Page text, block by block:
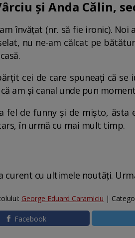
și Anda Călin,
am învățat (nr. să fie ironic).
nu ne-am călcat pe
cei de care spuneați că
am și canal unde pun
fel de funny și de mișto, ăsta
în urmă cu mai mult timp.
curent cu ultimele noutăți.
George Eduard Caramiciu |
Facebook